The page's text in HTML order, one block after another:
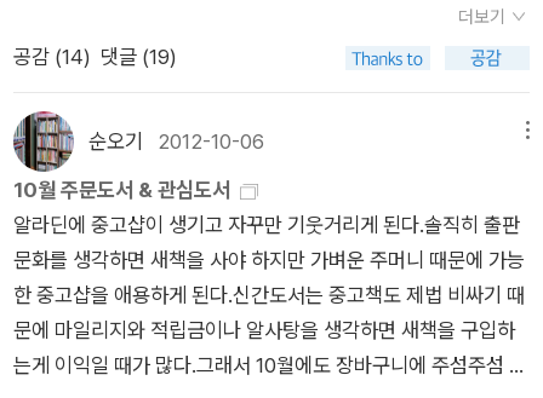
살아야 하는 삶은 여전히 비닐하우스로 이어지고, 발끝이 닿지 않
는 방 한 칸에서 살림을 사는 삶은 줄어들지 않았다. 진실이 아닌
고 큰 상처를 입는다. 우리가 바라는 삶은 어떤 것일까? 부자가
되는 것, 명예를 갖는 것, 높은 지위에 오르는 것은 극소수가 바라
는 삶이다. 아니 바란다고 될 수 있는 삶이라면 좋겠다. 그저 내
식구가 배고프지 않고 춥지 않게 겨울을 지낼 수 있는 아주 작은
공간을 꿈꾼다. 아프면 참지 않고 바로 병원에 갈 수 있는 세상,
잘못된 부분을 바로 인정하고 시정할 수 있는 세상을 바란다.
‘시간이 갈수록 사람들이 늘어나기 시작했다. 맨 먼저 달려온
사람들은 늘 차별과 소외가 있는 곳에서 함께해온 헌신적인 사회
는 식습관/“배고픈 야수에게 먹이를 주어라.” “설탕은 연구실에
서는 효과를 발휘하지만 당신의 다이어트에는 아니다.” “천천히
을 아껴두라.” “피로할 때는 잠을 자라.”p 84 자기 절제의 첫 번
째 단계는 분명한 목표를 정하는 것이다./p 85 하지만 우리 대부
분이 안고 있는 문제는 목표의 결핍이 아니라 과잉이다.p 85 “하
나의 잘못을 저지르지 않으려 애쓰다 보면 이따금 다른 실수를 저
질러 놀라곤 했다. 습관은 무의식의 틈새를 파고들었으며, 성향이
논리보다 강하게 작용하는 경우가 많았다.”p 89 심리학자 로버
트 에먼스 Robert Emmons와 로라 킹 Raura King이 일련의
연구를 통해 증명했듯이 목표가 서로 충돌할 경우에는 결국 불만
못할까봐 오늘 밤은 세밀화 모임엔 나가지 않았는데, 다행이 일찍
마무리를 했다. 4월 13일, <나는 코끼리였다>를 시작으로 10
월 10일 <무등산 역사길이 내게로 왔다>로 마무리된 독서마라
톤!독서기록에는 어린이 책과 그림책도 있고, 한 권을 다 끝내지
않고 읽은 쪽수만 기록한 책도 있지만 총 82권을 등록했다. 접힌
부분 펼치기 ▼ 펼친 부분 접기 ▲ 4/13 나는 코끼리였다 역
도선수 장미란을 닮은 정우성은 코끼리처럼 뚱뚱하고 틱장애를
갖고 있어 왕따 당하는 6학년 소년이다. 우성의 머릿속에는 바오
밥 녀석이 살고 있어 아무때나 이상한 소리를 낸다. 우성은 자신
을 따돌린 아이들을 찾아다니며 복수를 한 형 때문에 전학을 하고
부모님과 떨어져 형과 같이 지낸다. 형은 열일곱 살이 많고 우성
더보기
공감 (14) 댓글 (19)
순오기 2012-10-06
10월 주문도서 & 관심도서
알라딘에 중고샵이 생기고 자꾸만 기웃거리게 된다.솔직히 출판
문화를 생각하면 새책을 사야 하지만 가벼운 주머니 때문에 가능
한 중고샵을 애용하게 된다.신간도서는 중고책도 제법 비싸기 때
문에 마일리지와 적립금이나 알사탕을 생각하면 새책을 구입하
는게 이익일 때가 많다.그래서 10월에도 장바구니에 주섬주섬 담